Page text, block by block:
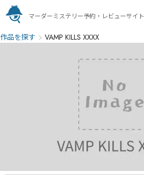
マーダーミステリー予約・レビューサイト
作品を探す VAMP KILLS XXXX